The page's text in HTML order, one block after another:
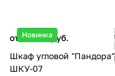
Новинка
от 21 950 руб.
Шкаф угловой "Пандора"
ШКУ-07